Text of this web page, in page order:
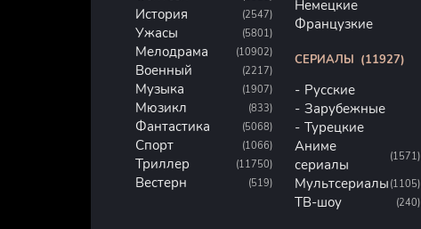
История (2547)
Ужасы (5801)
Мелодрама (10902)
Военный (2217)
Музыка (1907)
Мюзикл (833)
Фантастика (5068)
Спорт (1066)
Триллер (11750)
Вестерн (519)
Немецкие
Французкие
СЕРИАЛЫ (11927)
Русские
Зарубежные
Турецкие
Аниме
сериалы
(1571)
Мультсериалы (1105)
ТВ-шоу (240)